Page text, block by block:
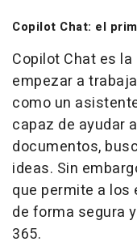
Copilot Chat: el
Copilot Chat es
empezar a
como un
capaz de ayudar
documentos,
ideas. Sin
que permite a los
de forma segura
365.